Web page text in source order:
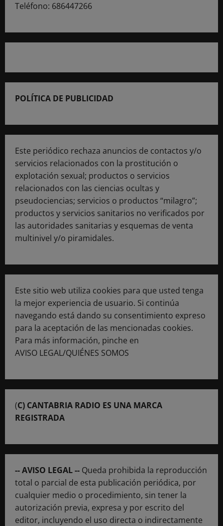
Teléfono: 686447266
POLÍTICA DE PUBLICIDAD
Este periódico rechaza anuncios de contactos y/o
servicios relacionados con la prostitución o
explotación sexual; productos o servicios
relacionados con las ciencias ocultas y
pseudociencias; servicios o productos “milagro”;
productos y servicios sanitarios no verificados por
las autoridades sanitarias y esquemas de venta
multinivel y/o piramidales.
Este sitio web utiliza cookies para que usted tenga
la mejor experiencia de usuario. Si continúa
navegando está dando su consentimiento expreso
para la aceptación de las mencionadas cookies.
Para más información, pinche en
AVISO LEGAL/QUIÉNES SOMOS
(C) CANTABRIA RADIO ES UNA MARCA
REGISTRADA
-- AVISO LEGAL -- Queda prohibida la reproducción
total o parcial de esta publicación periódica, por
cualquier medio o procedimiento, sin tener la
autorización previa, expresa y por escrito del
editor, incluyendo el uso directa o indirectamente